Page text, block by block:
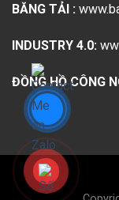
BĂNG TẢI :
INDUSTRY 4.0:
ĐỒNG HỒ CÔNG